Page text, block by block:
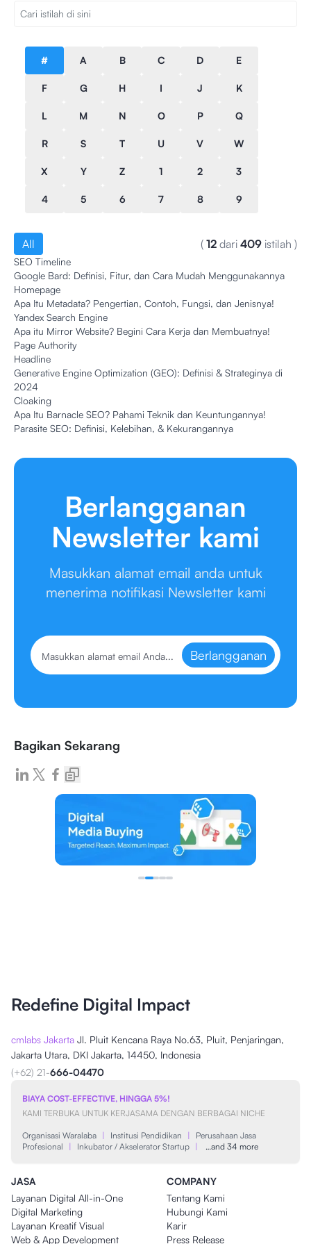
# A B C D E
F G H I J K
L M N O P Q
R S T U V W
X Y Z 1 2 3
4 5 6 7 8 9
All ( 12 dari 409 istilah )
SEO Timeline
Google Bard: Definisi, Fitur, dan Cara Mudah Menggunakannya
Homepage
Apa Itu Metadata? Pengertian, Contoh, Fungsi, dan Jenisnya!
Yandex Search Engine
Apa itu Mirror Website? Begini Cara Kerja dan Membuatnya!
Page Authority
Headline
Generative Engine Optimization (GEO): Definisi & Strateginya di
2024
Cloaking
Apa Itu Barnacle SEO? Pahami Teknik dan Keuntungannya!
Parasite SEO: Definisi, Kelebihan, & Kekurangannya
Berlangganan
Newsletter kami
Masukkan alamat email anda untuk
menerima notifikasi Newsletter kami
Berlangganan
Bagikan Sekarang
Redefine Digital Impact
cmlabs Jakarta Jl. Pluit Kencana Raya No.63, Pluit, Penjaringan,
Jakarta Utara, DKI Jakarta, 14450, Indonesia
(+62) 21-666-04470
BIAYA COST-EFFECTIVE, HINGGA 5%!
KAMI TERBUKA UNTUK KERJASAMA DENGAN BERBAGAI NICHE
Organisasi Waralaba | Institusi Pendidikan |
Perusahaan Jasa
Profesional
| Inkubator / Akselerator Startup | …and 34 more
JASA
Layanan Digital All-in-One
Digital Marketing
Layanan Kreatif Visual
Web & App Development
COMPANY
Tentang Kami
Hubungi Kami
Karir
Press Release